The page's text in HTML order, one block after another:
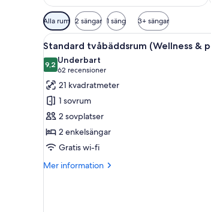
Tillgängliga
filter
för
rum
Alla rum 2 sängar 1 säng 3+ sängar
Öppna
alla
foton
för
Standard
tvåbäddsrum
(Wellness
&
pool
excluded)
Ett hotellrum
7
Standard tvåbäddsrum (Wellness &
9,29,2 av 10
Underbart
62 recensioner
(62 recensioner)
21 kvadratmeter
1 sovrum
2 sovplatser
2 enkelsängar
Gratis wi-fi
Mer information
Mer